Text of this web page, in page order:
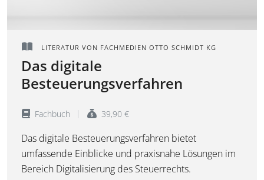
LITERATUR VON FACHMEDIEN OTTO SCHMIDT KG
Das digitale
Besteuerungsverfahren
Fachbuch 39,90 €
Das digitale Besteuerungsverfahren bietet
umfassende Einblicke und praxisnahe Lösungen im
Bereich Digitalisierung des Steuerrechts.